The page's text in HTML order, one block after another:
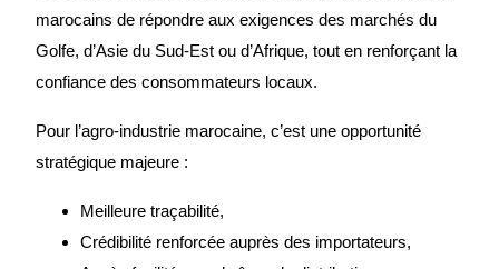
marocains de répondre aux exigences des marchés du
Golfe, d’Asie du Sud-Est ou d’Afrique, tout en renforçant la
confiance des consommateurs locaux.
Pour l’agro-industrie marocaine, c’est une opportunité
stratégique majeure :
Meilleure traçabilité,
Crédibilité renforcée auprès des importateurs,